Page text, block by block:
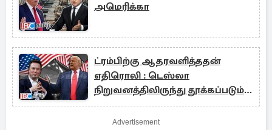
அமெரிக்கா
ட்ரம்பிற்கு ஆதரவளித்ததன்
எதிரொலி : டெஸ்லா
நிறுவனத்திலிருந்து தூக்கப்படும்
மஸ்க்
Advertisement